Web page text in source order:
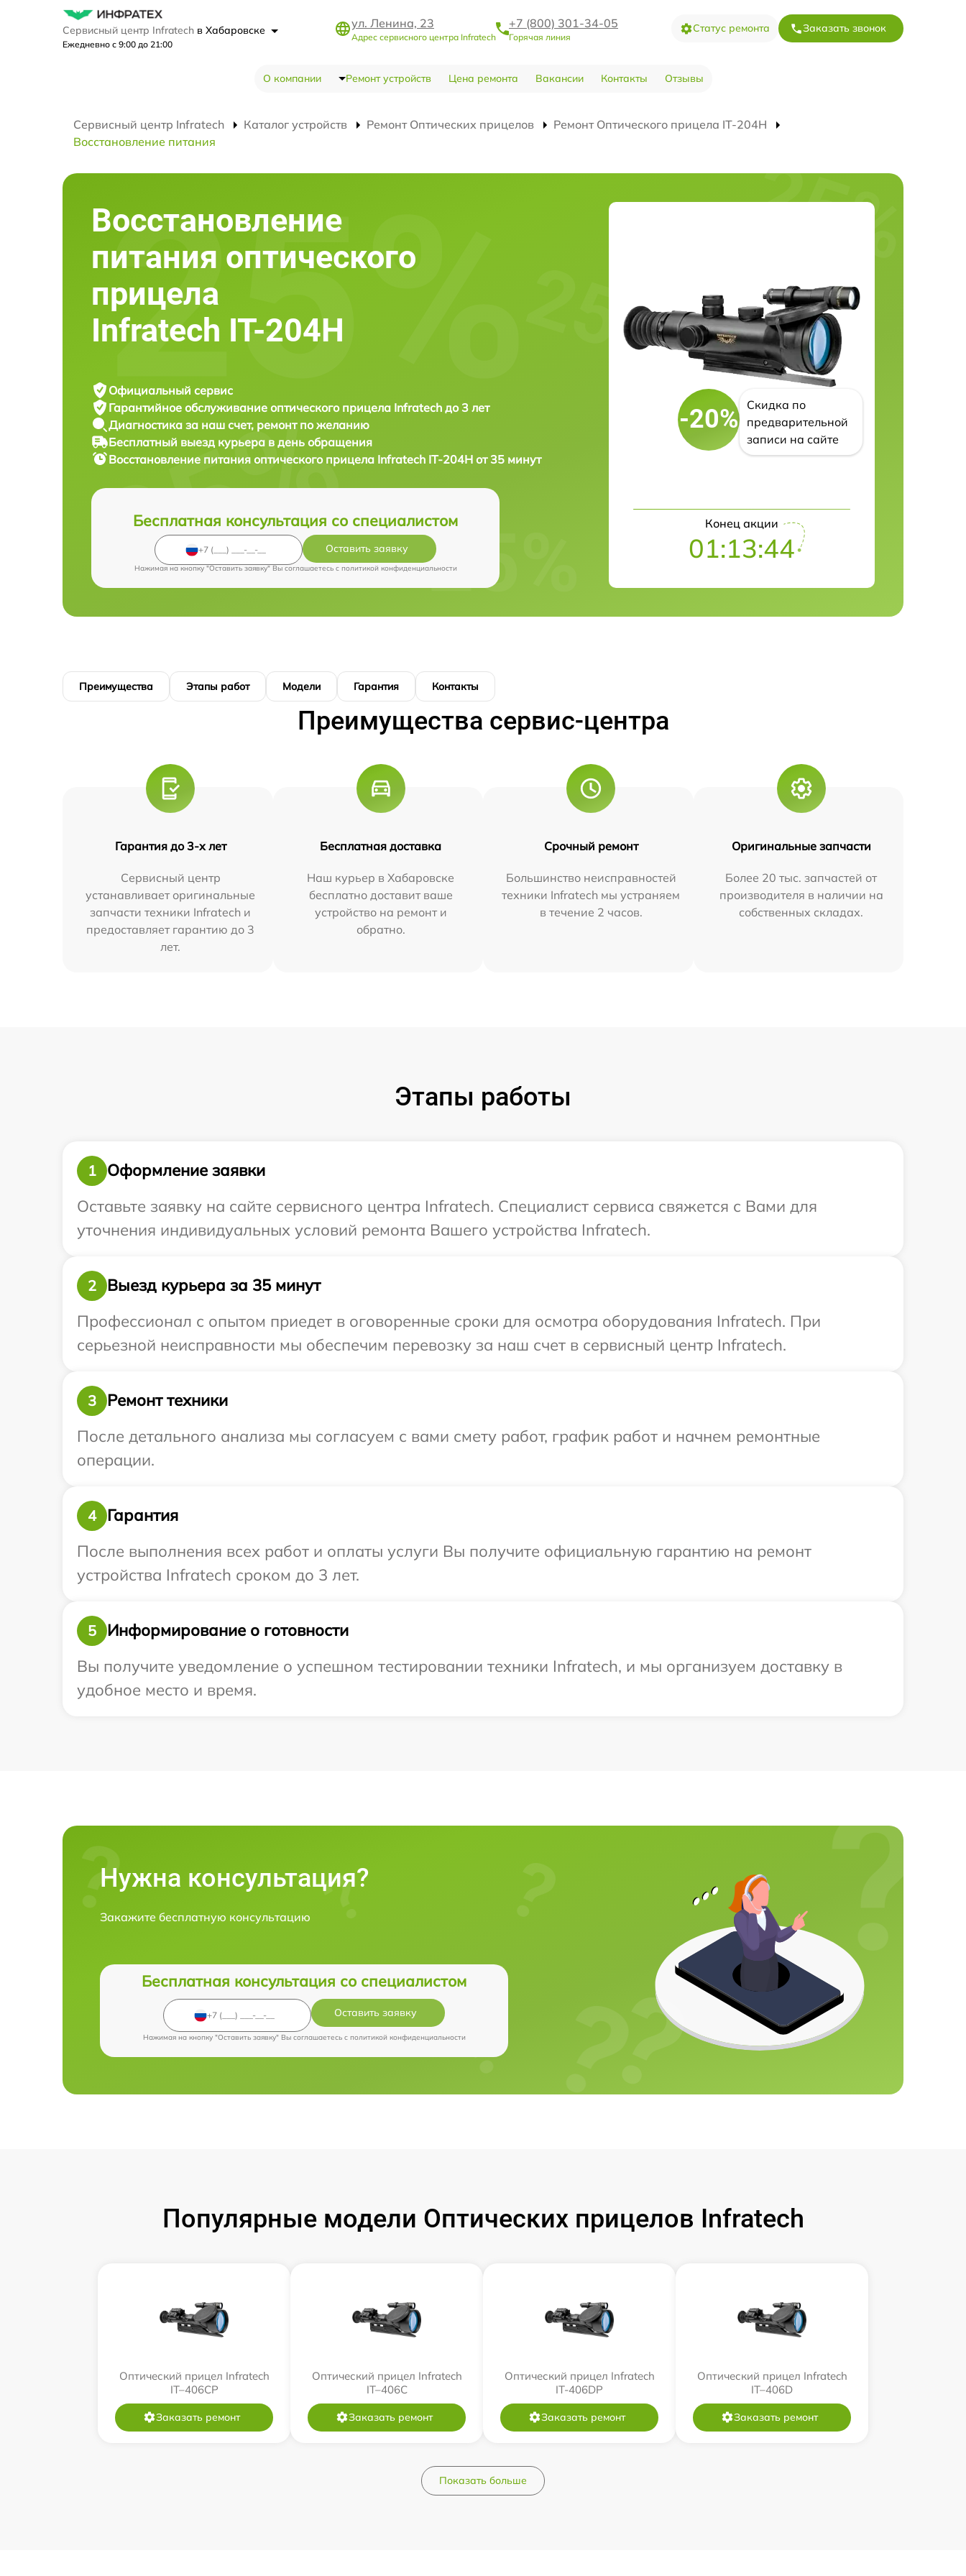
Сервисный центр Infratech в Хабаровске
Ежедневно с 9:00 до 21:00
ул. Ленина, 23
Адрес сервисного центра Infratech
+7 (800) 301-34-05
Горячая линия
Статус ремонта Заказать звонок
О компании Ремонт устройств Цена ремонта Вакансии Контакты Отзывы
Сервисный центр Infratech Каталог устройств Ремонт Оптических прицелов
Ремонт Оптического прицела IT-204H
Восстановление питания
Восстановление
питания оптического
прицела
Infratech IT-204H
Официальный сервис
Гарантийное обслуживание оптического прицела Infratech до 3 лет
Диагностика за наш счет, ремонт по желанию
Бесплатный выезд курьера в день обращения
Восстановление питания оптического прицела Infratech IT-204H от 35 минут
Бесплатная консультация со специалистом
Оставить заявку
Нажимая на кнопку "Оставить заявку" Вы соглашаетесь c политикой конфиденциальности
-20%
Скидка по
предварительной
записи на сайте
Конец акции
01:13:43
Преимущества Этапы работ Модели Гарантия Контакты
Преимущества сервис-центра
Гарантия до 3-х лет
Сервисный центр
устанавливает оригинальные
запчасти техники Infratech и
предоставляет гарантию до 3
лет.
Бесплатная доставка
Наш курьер в Хабаровске
бесплатно доставит ваше
устройство на ремонт и
обратно.
Срочный ремонт
Большинство неисправностей
техники Infratech мы устраняем
в течение 2 часов.
Оригинальные запчасти
Более 20 тыс. запчастей от
производителя в наличии на
собственных складах.
Этапы работы
1
Оформление заявки
Оставьте заявку на сайте сервисного центра Infratech. Специалист сервиса свяжется с Вами для
уточнения индивидуальных условий ремонта Вашего устройства Infratech.
2
Выезд курьера за 35 минут
Профессионал с опытом приедет в оговоренные сроки для осмотра оборудования Infratech. При
серьезной неисправности мы обеспечим перевозку за наш счет в сервисный центр Infratech.
3
Ремонт техники
После детального анализа мы согласуем с вами смету работ, график работ и начнем ремонтные
операции.
4
Гарантия
После выполнения всех работ и оплаты услуги Вы получите официальную гарантию на ремонт
устройства Infratech сроком до 3 лет.
5
Информирование о готовности
Вы получите уведомление о успешном тестировании техники Infratech, и мы организуем доставку в
удобное место и время.
Нужна консультация?
Закажите бесплатную консультацию
Бесплатная консультация со специалистом
Оставить заявку
Нажимая на кнопку "Оставить заявку" Вы соглашаетесь c политикой конфиденциальности
Популярные модели Оптических прицелов Infratech
Оптический прицел Infratech
IT–406СP
Заказать ремонт
Оптический прицел Infratech
IT–406С
Заказать ремонт
Оптический прицел Infratech
IT-406DP
Заказать ремонт
Оптический прицел Infratech
IT–406D
Заказать ремонт
Показать больше